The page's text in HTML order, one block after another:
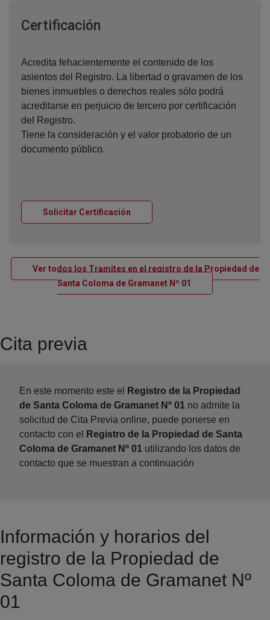
Certificación
Acredita fehacientemente el contenido de los
asientos del Registro. La libertad o gravamen de los
bienes inmuebles o derechos reales sólo podrá
acreditarse en perjuicio de tercero por certificación
del Registro.
Tiene la consideración y el valor probatorio de un
documento público.
Solicitar Certificación
Ver todos los Tramites en el registro de la Propiedad de
Santa Coloma de Gramanet Nº 01
Ventana nueva
Cita previa
En este momento este el
Registro de la Propiedad
de Santa Coloma de Gramanet Nº 01 no admite la
solicitud de Cita Previa online, puede ponerse en
contacto con el
Registro de la Propiedad de Santa
Coloma de Gramanet Nº 01 utilizando los datos de
contacto que se muestran a continuación
Información y horarios del
registro de la Propiedad de
Santa Coloma de Gramanet Nº
01